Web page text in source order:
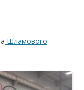
Шламового